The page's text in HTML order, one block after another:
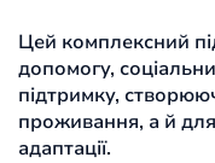
Цей комплексний
допомогу,
підтримку,
проживання, а й
адаптації.